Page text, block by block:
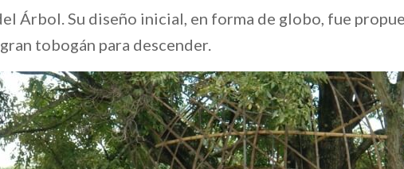
Árbol. Su diseño inicial, en forma de globo, fue
tobogán para descender.